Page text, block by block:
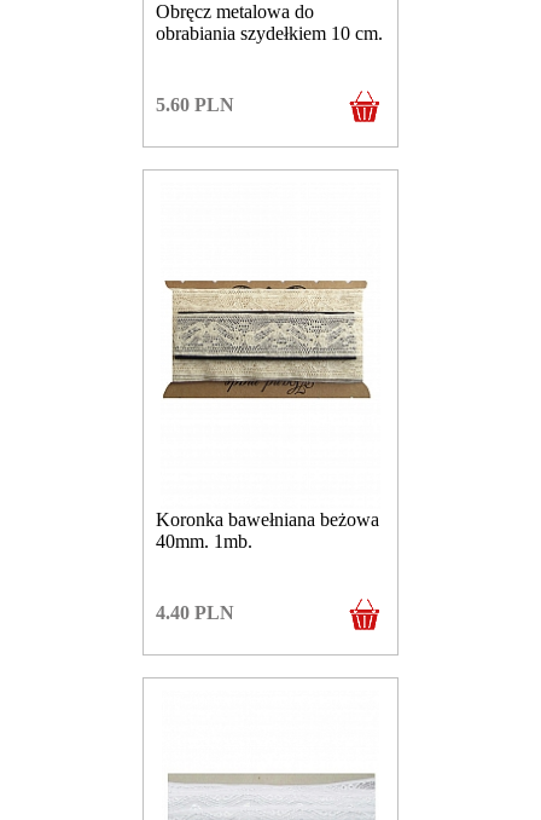
Obręcz metalowa do
obrabiania szydełkiem 10 cm.
5.60 PLN
Koronka bawełniana beżowa
40mm. 1mb.
4.40 PLN